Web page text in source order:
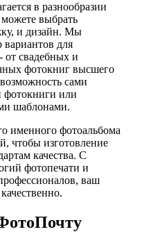
в разнообразии
выбрать
и дизайн. Мы
вариантов для
от свадебных и
фотокниг высшего
сами
фотокниги или
шаблонами.
именного фотоальбома
чтобы изготовление
качества. С
фотопечати и
ваш